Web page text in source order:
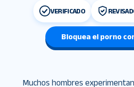
VERIFICADO
Bloquea el porno
Muchos hombres